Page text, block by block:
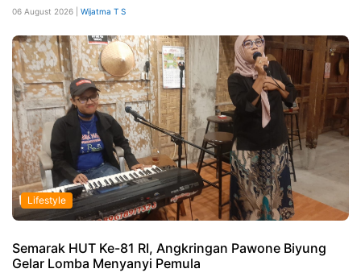
06 August 2026 | Wijatma T S
Lifestyle
Semarak HUT Ke-81 RI, Angkringan Pawone Biyung
Gelar Lomba Menyanyi Pemula